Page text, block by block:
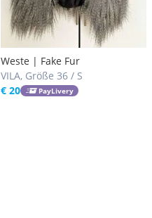
Weste | Fake Fur
VILA, Größe 36 / S
€ 20
PayLivery